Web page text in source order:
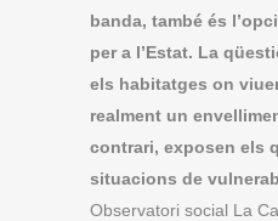
banda, també és
per a l’Estat. La
els habitatges on
realment un
contrari, exposen els
situacions de
Observatori social La